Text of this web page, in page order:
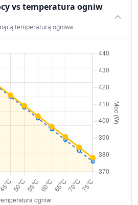
vs temperatura ogniw
temperaturą ogniwa